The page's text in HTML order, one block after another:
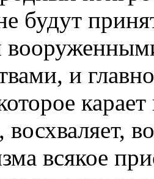
будут
и
восхваляет,
всякое